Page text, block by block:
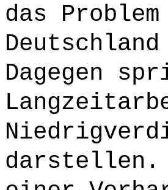
das
Dagegen
darstellen.